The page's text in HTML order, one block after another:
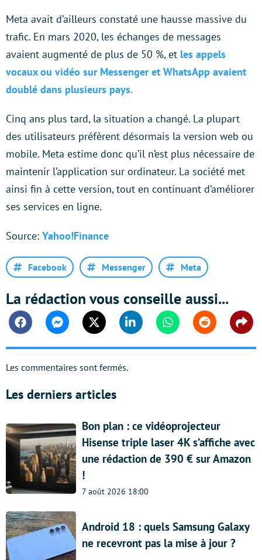
Meta avait d’ailleurs constaté une hausse massive du
trafic. En mars 2020, les échanges de messages
avaient augmenté de plus de 50 %, et les appels
vocaux ou vidéo sur Messenger et WhatsApp avaient
doublé dans plusieurs pays.
Cinq ans plus tard, la situation a changé. La plupart
des utilisateurs préfèrent désormais la version web ou
mobile. Meta estime donc qu’il n’est plus nécessaire de
maintenir l’application sur ordinateur. La société met
ainsi fin à cette version, tout en continuant d’améliorer
ses services en ligne.
Source: Yahoo!Finance
Facebook Messenger Meta
La rédaction vous conseille aussi...
FacebookMessengerTwitter Linkedin WhatsappReddit
Les commentaires sont fermés.
Les derniers articles
Bon plan : ce vidéoprojecteur
Hisense triple laser 4K s’affiche avec
une rédaction de 390 € sur Amazon
!
7 août 2026 18:00
Android 18 : quels Samsung Galaxy
ne recevront pas la mise à jour ?